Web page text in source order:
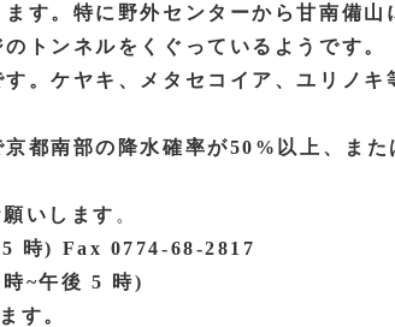
す。特に野外センターから甘南備山
トンネルをくぐっているようです。
。ケヤキ、メタセコイア、ユリノキ
都南部の降水確率が50%以上、また
いします 。
時) Fax 0774-68-2817
~午後 5 時)
す。